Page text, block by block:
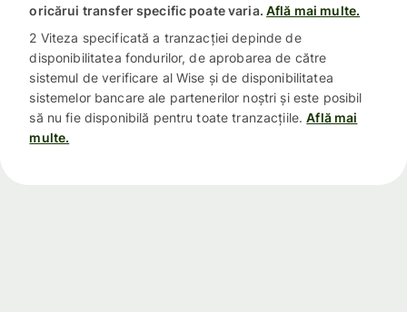
oricărui transfer specific poate varia. Află mai multe.
2 Viteza specificată a tranzacției depinde de
disponibilitatea fondurilor, de aprobarea de către
sistemul de verificare al Wise și de disponibilitatea
sistemelor bancare ale partenerilor noștri și este posibil
să nu fie disponibilă pentru toate tranzacțiile. Află mai
multe.